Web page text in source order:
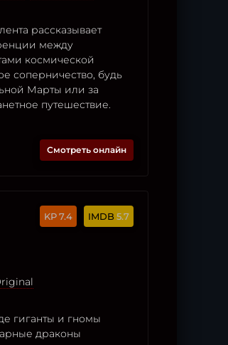
рассказывает
между
космической
соперничество, будь
Марты или за
путешествие.
Смотреть онлайн
7.4 5.7
гиганты и гномы
драконы